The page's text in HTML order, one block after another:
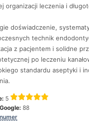
organizacji leczenia i
doświadczenie,
technik
z pacjentem i solidne
po leczeniu
standardu aseptyki i
5
88